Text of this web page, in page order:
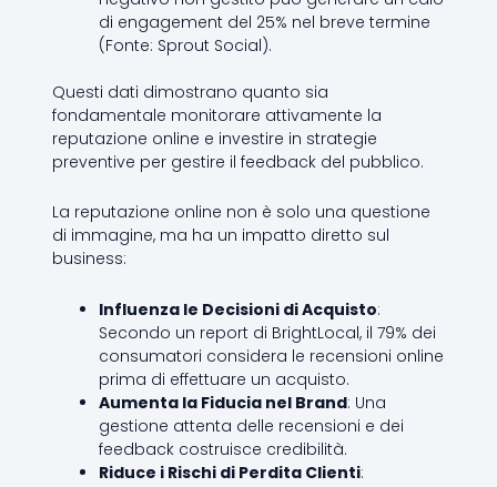
di engagement del 25% nel breve termine
(Fonte: Sprout Social).
Questi dati dimostrano quanto sia
fondamentale monitorare attivamente la
reputazione online e investire in strategie
preventive per gestire il feedback del pubblico.
La reputazione online non è solo una questione
di immagine, ma ha un impatto diretto sul
business:
Influenza le Decisioni di Acquisto:
Secondo un report di BrightLocal, il 79% dei
consumatori considera le recensioni online
prima di effettuare un acquisto.
Aumenta la Fiducia nel Brand: Una
gestione attenta delle recensioni e dei
feedback costruisce credibilità.
Riduce i Rischi di Perdita Clienti: